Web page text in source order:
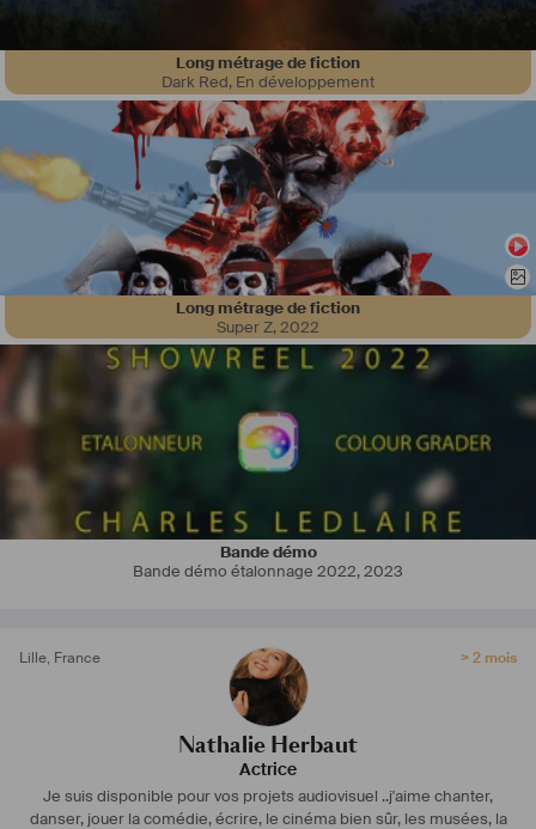
Long métrage de fiction
Dark Red, En développement
Long métrage de fiction
Super Z,2022
Bande démo
Bande démo étalonnage 2022,2023
Lille, France > 2 mois
Nathalie Herbaut
Actrice
Je suis disponible pour vos projets audiovisuel ..j'aime chanter,
danser, jouer la comédie, écrire, le cinéma bien sûr, les musées, la
J'ai suivi les cours de France Roussel à Paris, fais des quantités de
stages, burlesques et actor studio
j'ai commencé grâce à un casting sauvage à l'âge de 17 ans dans le
film Baptême de# René Feret# que j ai retrouvé à 23 ans comme
professeur d'écriture de scénario à la fac qui m'a remmené sur son
film "les frères Gravet"
j'ai eu la chance de jouer avec# Fabrice Luchini #dans
L 'hermine de
#Christian Vincent #(scène non montée)
je suis représentée par #Cyrille Joubert# à Paris
j'ai les films de Xavier Nolan, Wim Wenders, les frères Dardenne
j'aime écrire, la mise en scène, la jeunesse